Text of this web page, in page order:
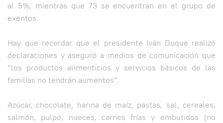
al 5%, mientras que 73 se encuentran en el grupo de
exentos.
Hay que recordar que el presidente Iván Duque realizó
declaraciones y aseguró a medios de comunicación que
“los productos alimenticios y servicios básicos de las
familias no tendrán aumentos”.
Azúcar, chocolate, harina de maíz, pastas, sal, cereales,
salmón, pulpo, nueces, carnes frías y embutidos (no